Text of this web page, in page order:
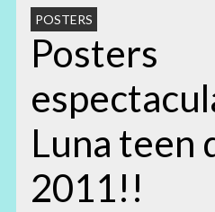
POSTERS
Posters
Luna teen
2011!!